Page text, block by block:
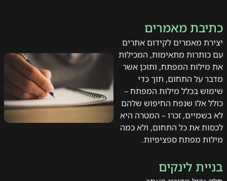
כתיבת מאמרים
יצירת מאמרים לקידום אתרים
עם כותרות מתאימות, המכילות
את מילות המפתח, ותוכן אשר
מדבר על התחום, תוך כדי
שימוש בכלל מילות המפתח –
כולל אלו שנפח החיפוש שלהם
לא בשמיים, זכרו – המטרה היא
לכסות את כל התחום, ולא כמה
מילות מפתח ספציפיות.
בניית לינקים